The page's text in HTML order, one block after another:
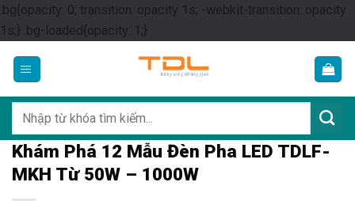
.bg{opacity: 0; transition: opacity 1s; -webkit-transition: opacity
1s;} .bg-loaded{opacity: 1;}Skip
content
kiếm:
Khám Phá 12 Mẫu Đèn Pha LED TDLF-
MKH Từ 50W – 1000W